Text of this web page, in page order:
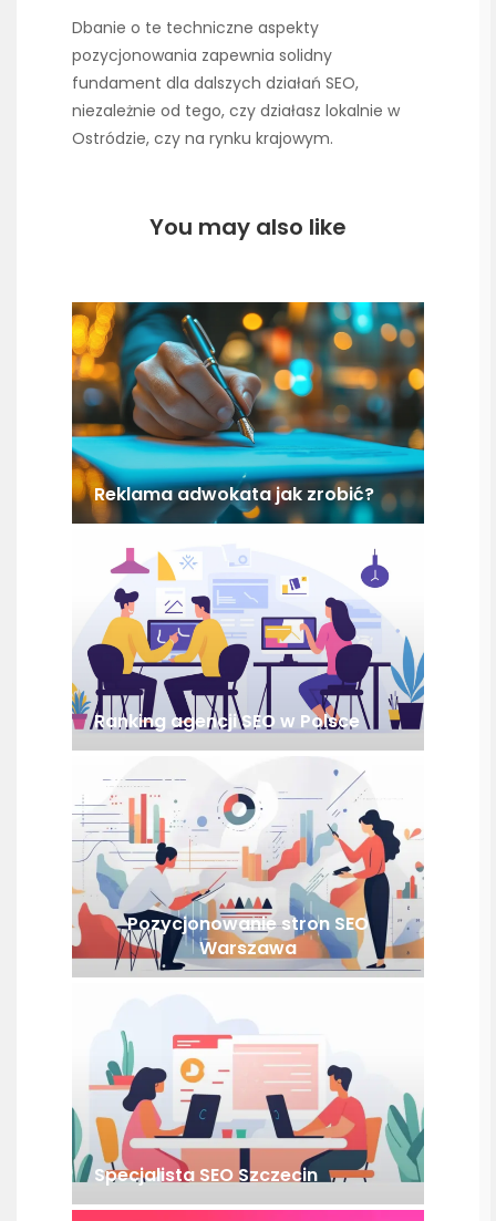
Dbanie o te techniczne aspekty
pozycjonowania zapewnia solidny
fundament dla dalszych działań SEO,
niezależnie od tego, czy działasz lokalnie w
Ostródzie, czy na rynku krajowym.
You may also like
Reklama adwokata jak zrobić?
Ranking agencji SEO w Polsce
Pozycjonowanie stron SEO
Warszawa
Specjalista SEO Szczecin